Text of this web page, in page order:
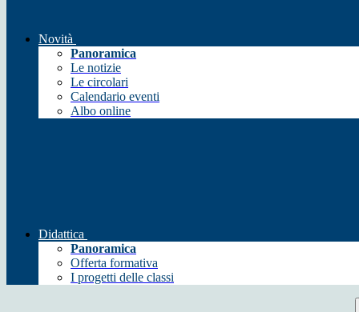
Novità
Panoramica
Le notizie
Le circolari
Calendario eventi
Albo online
Didattica
Panoramica
Offerta formativa
I progetti delle classi